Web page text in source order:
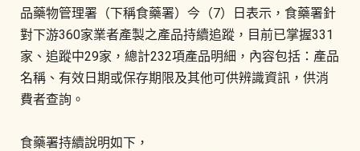
品藥物管理署（下稱食藥署）今（7）日表示，食藥署針
對下游360家業者產製之產品持續追蹤，目前已掌握331
家、追蹤中29家，總計232項產品明細，內容包括：產品
名稱、有效日期或保存期限及其他可供辨識資訊，供消
費者查詢。
食藥署持續說明如下，